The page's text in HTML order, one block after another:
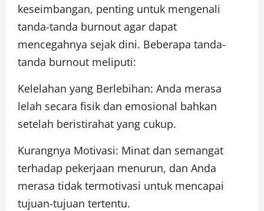
keseimbangan, penting untuk mengenali
tanda-tanda burnout agar dapat
mencegahnya sejak dini. Beberapa tanda-
tanda burnout meliputi:
Kelelahan yang Berlebihan: Anda merasa
lelah secara fisik dan emosional bahkan
setelah beristirahat yang cukup.
Kurangnya Motivasi: Minat dan semangat
terhadap pekerjaan menurun, dan Anda
merasa tidak termotivasi untuk mencapai
tujuan-tujuan tertentu.